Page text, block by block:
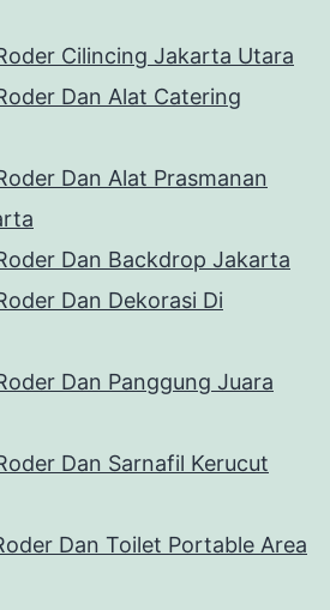
Cilincing Jakarta Utara
Dan Alat Catering
Dan Alat Prasmanan
Dan Backdrop Jakarta
Dan Dekorasi Di
Dan Panggung Juara
Dan Sarnafil Kerucut
Dan Toilet Portable Area